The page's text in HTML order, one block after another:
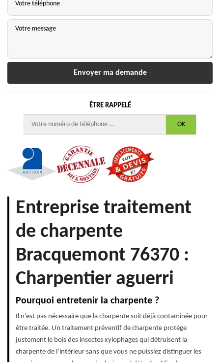
ÊTRE RAPPELÉ
Entreprise traitement
de charpente
Bracquemont 76370 :
Charpentier aguerri
Pourquoi entretenir la charpente ?
Il n’est pas nécessaire que la charpente soit déjà contaminée pour
être traitée. Un traitement préventif de charpente protège
justement le bois des insectes xylophages qui détruisent la
charpente de l’intérieur sans que vous ne puissiez distinguer les